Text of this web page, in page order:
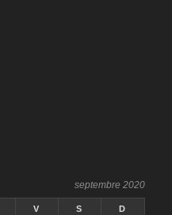
septembre 2020
V S D